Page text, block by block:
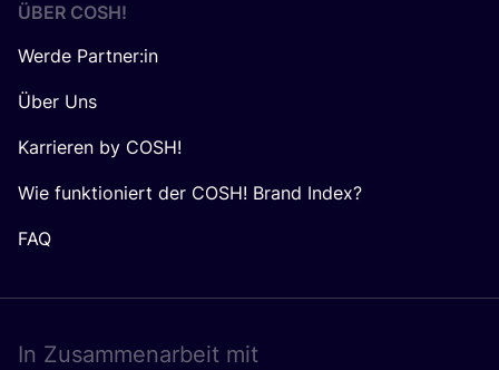
ÜBER COSH!
Werde Partner:in
Über Uns
Karrieren by COSH!
Wie funktioniert der COSH! Brand Index?
FAQ
In Zusam­men­ar­beit mit